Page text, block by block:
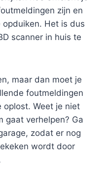
zijn en
Het is dus
scanner in huis te
maar dan moet je
foutmeldingen
oplost. Weet je niet
gaat verhelpen? Ga
zodat er nog
wordt door